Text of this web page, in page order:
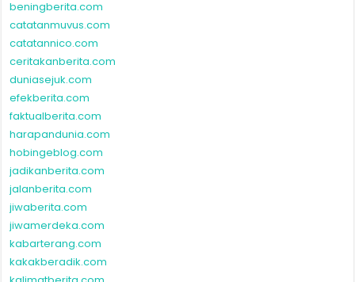
beningberita.com
catatanmuvus.com
catatannico.com
ceritakanberita.com
duniasejuk.com
efekberita.com
faktualberita.com
harapandunia.com
hobingeblog.com
jadikanberita.com
jalanberita.com
jiwaberita.com
jiwamerdeka.com
kabarterang.com
kakakberadik.com